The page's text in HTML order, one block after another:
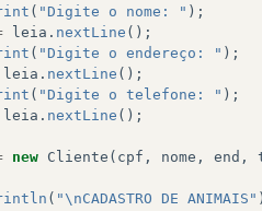
( "Digite o nome: " );
leia . nextLine ();
( "Digite o endereço: " );
leia . nextLine ();
( "Digite o telefone: " );
leia . nextLine ();
new Cliente ( cpf , nome , end ,
( "\nCADASTRO DE ANIMAIS"